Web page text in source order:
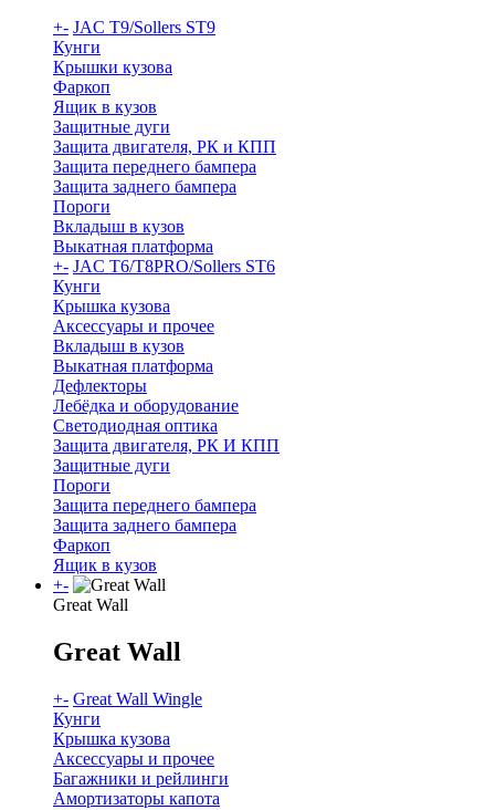
+- JAC T9/Sollers ST9
Кунги
Крышки кузова
Фаркоп
Ящик в кузов
Защитные дуги
Защита двигателя, РК и КПП
Защита переднего бампера
Защита заднего бампера
Пороги
Вкладыш в кузов
Выкатная платформа
+- JAC T6/T8PRO/Sollers ST6
Кунги
Крышка кузова
Аксессуары и прочее
Вкладыш в кузов
Выкатная платформа
Дефлекторы
Лебёдка и оборудование
Светодиодная оптика
Защита двигателя, РК И КПП
Защитные дуги
Пороги
Защита переднего бампера
Защита заднего бампера
Фаркоп
Ящик в кузов
+-
Great Wall
Great Wall
+- Great Wall Wingle
Кунги
Крышка кузова
Аксессуары и прочее
Багажники и рейлинги
Амортизаторы капота